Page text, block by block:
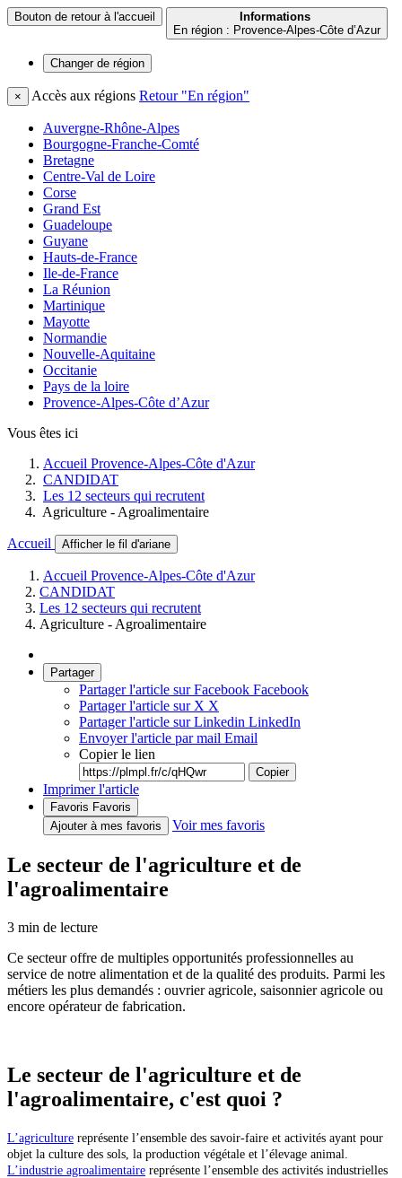
Bouton de retour à l'accueil
Informations
En région : Provence-Alpes-Côte d’Azur
Changer de région
× Accès aux régions Retour "En région"
Auvergne-Rhône-Alpes
Bourgogne-Franche-Comté
Bretagne
Centre-Val de Loire
Corse
Grand Est
Guadeloupe
Guyane
Hauts-de-France
Ile-de-France
La Réunion
Martinique
Mayotte
Normandie
Nouvelle-Aquitaine
Occitanie
Pays de la loire
Provence-Alpes-Côte d’Azur
Vous êtes ici
Accueil Provence-Alpes-Côte d'Azur
CANDIDAT
Les 12 secteurs qui recrutent
Agriculture - Agroalimentaire
Accueil Afficher le fil d'ariane
Accueil Provence-Alpes-Côte d'Azur
CANDIDAT
Les 12 secteurs qui recrutent
Agriculture - Agroalimentaire
Partager
Partager l'article sur Facebook Facebook
Partager l'article sur X X
Partager l'article sur Linkedin LinkedIn
Envoyer l'article par mail Email
Copier le lien
Copier
Imprimer l'article
Favoris Favoris
Ajouter à mes favoris
Voir mes favoris
Le secteur de l'agriculture et de
l'agroalimentaire
3 min de lecture
Ce secteur offre de multiples opportunités professionnelles au
service de notre alimentation et de la qualité des produits. Parmi les
métiers les plus demandés : ouvrier agricole, saisonnier agricole ou
encore opérateur de fabrication.
Le secteur de l'agriculture et de
l'agroalimentaire, c'est quoi ?
L’agriculture représente l’ensemble des savoir-faire et activités ayant pour
objet la culture des sols, la production végétale et l’élevage animal.
L’industrie agroalimentaire représente l’ensemble des activités industrielles